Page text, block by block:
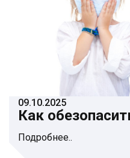
09.10.2025
Как
Подробнее..